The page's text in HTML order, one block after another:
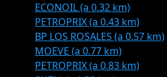
ECONOIL (a 0.32 km)
PETROPRIX (a 0.43 km)
BP LOS ROSALES (a 0.57 km)
MOEVE (a 0.77 km)
PETROPRIX (a 0.83 km)